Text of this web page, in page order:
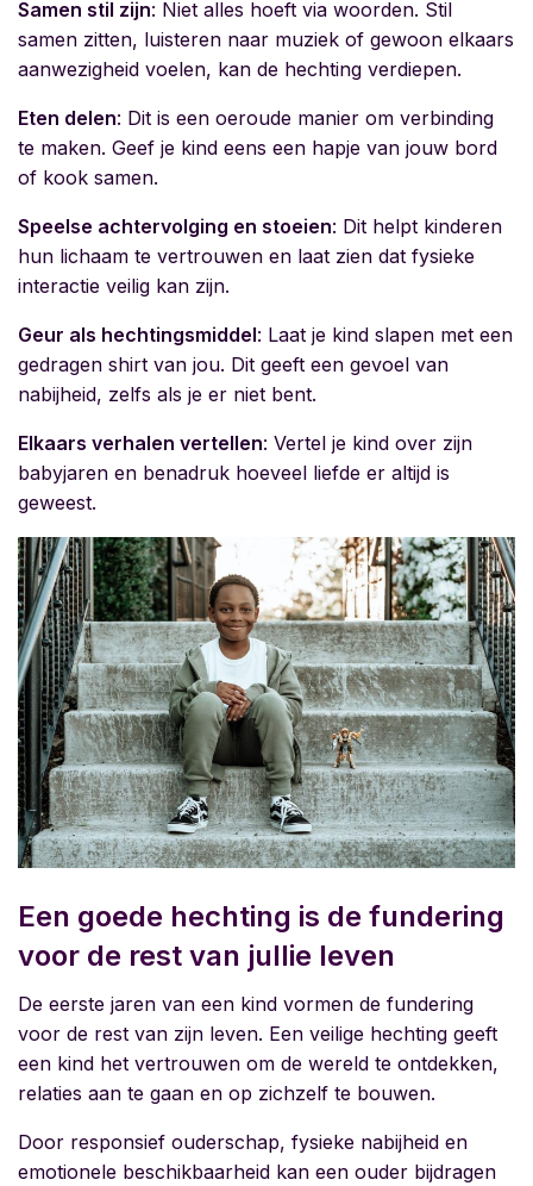
Samen stil zijn: Niet alles hoeft via woorden. Stil
samen zitten, luisteren naar muziek of gewoon elkaars
aanwezigheid voelen, kan de hechting verdiepen.
Eten delen: Dit is een oeroude manier om verbinding
te maken. Geef je kind eens een hapje van jouw bord
of kook samen.
Speelse achtervolging en stoeien: Dit helpt kinderen
hun lichaam te vertrouwen en laat zien dat fysieke
interactie veilig kan zijn.
Geur als hechtingsmiddel: Laat je kind slapen met een
gedragen shirt van jou. Dit geeft een gevoel van
nabijheid, zelfs als je er niet bent.
Elkaars verhalen vertellen: Vertel je kind over zijn
babyjaren en benadruk hoeveel liefde er altijd is
geweest.
Een goede hechting is de fundering
voor de rest van jullie leven
De eerste jaren van een kind vormen de fundering
voor de rest van zijn leven. Een veilige hechting geeft
een kind het vertrouwen om de wereld te ontdekken,
relaties aan te gaan en op zichzelf te bouwen.
Door responsief ouderschap, fysieke nabijheid en
emotionele beschikbaarheid kan een ouder bijdragen